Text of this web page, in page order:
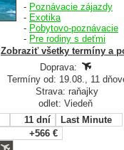
- Poznávacie zájazdy
- Exotika
- Pobytovo-poznávacie
- Pre rodiny s deťmi
Zobraziť všetky termíny a
Doprava:
Termíny od: 19.08., 11
Strava: raňajky
odlet: Viedeň
11 dní
Last Minute
+566 €